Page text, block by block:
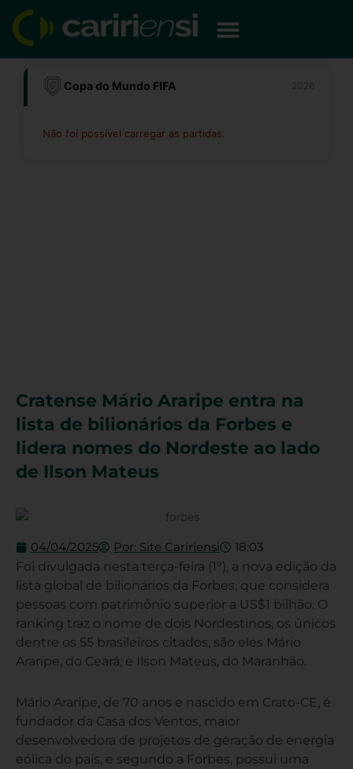
para
conteúdo
Copa do Mundo FIFA
Não foi possível carregar as partidas.
Cratense Mário Araripe entra na
lista de bilionários da Forbes e
lidera nomes do Nordeste ao lado
de Ilson Mateus
04/04/2025 Por: Site Caririensi 18:03
Foi divulgada nesta terça-feira (1°), a nova edição da
lista global de bilionários da Forbes, que considera
pessoas com patrimônio superior a US$1 bilhão. O
ranking traz o nome de dois Nordestinos, os únicos
dentre os 55 brasileiros citados, são eles Mário
Araripe, do Ceará, e Ilson Mateus, do Maranhão.
Mário Araripe, de 70 anos e nascido em Crato-CE, é
fundador da Casa dos Ventos, maior
desenvolvedora de projetos de geração de energia
eólica do país, e segundo a Forbes, possui uma